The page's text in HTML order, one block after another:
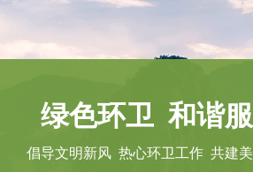
倡导文明新风 热心环卫工作 共建美
绿色环卫 和谐